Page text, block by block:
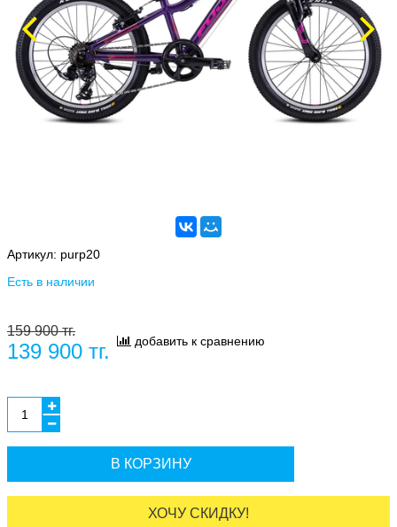
Артикул: purp20
Есть в наличии
159 900 тг.
139 900 тг. добавить к сравнению
В КОРЗИНУ
ХОЧУ СКИДКУ!